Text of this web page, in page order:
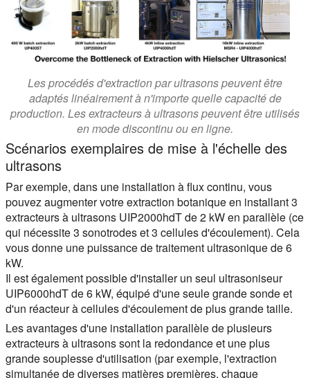
Les procédés d'extraction par ultrasons peuvent être
adaptés linéairement à n'importe quelle capacité de
production. Les extracteurs à ultrasons peuvent être utilisés
en mode discontinu ou en ligne.
Scénarios exemplaires de mise à l'échelle des
ultrasons
Par exemple, dans une installation à flux continu, vous
pouvez augmenter votre extraction botanique en installant 3
extracteurs à ultrasons UIP2000hdT de 2 kW en parallèle (ce
qui nécessite 3 sonotrodes et 3 cellules d'écoulement). Cela
vous donne une puissance de traitement ultrasonique de 6
kW.
Il est également possible d'installer un seul ultrasoniseur
UIP6000hdT de 6 kW, équipé d'une seule grande sonde et
d'un réacteur à cellules d'écoulement de plus grande taille.
Les avantages d'une installation parallèle de plusieurs
extracteurs à ultrasons sont la redondance et une plus
grande souplesse d'utilisation (par exemple, l'extraction
simultanée de diverses matières premières, chaque